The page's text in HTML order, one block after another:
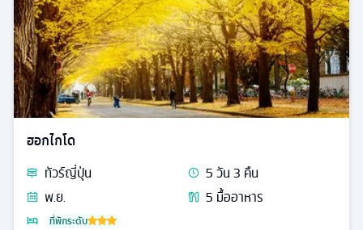
ฮอกไกโด
ทัวร์ญี่ปุ่น 5วัน3 คืน
พ.ย.
5 มื้ออาหาร
ที่พักระดับ